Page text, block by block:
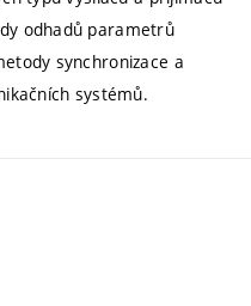
odhadů parametrů
synchronizace a
systémů.